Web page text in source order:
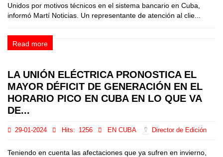
Unidos por motivos técnicos en el sistema bancario en Cuba,
informó Martí Noticias. Un representante de atención al clie...
Read more
LA UNIÓN ELÉCTRICA PRONOSTICA EL
MAYOR DÉFICIT DE GENERACIÓN EN EL
HORARIO PICO EN CUBA EN LO QUE VA
DE...
29-01-2024 Hits: 1256 EN CUBA Director de Edición
Teniendo en cuenta las afectaciones que ya sufren en invierno,